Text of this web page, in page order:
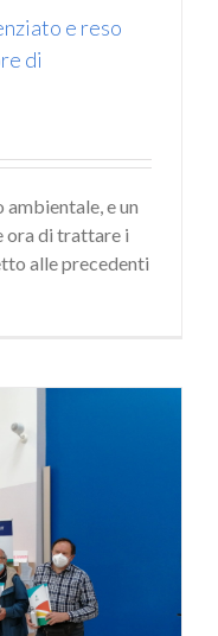
e reso
di
e un
ora di trattare i
alle precedenti